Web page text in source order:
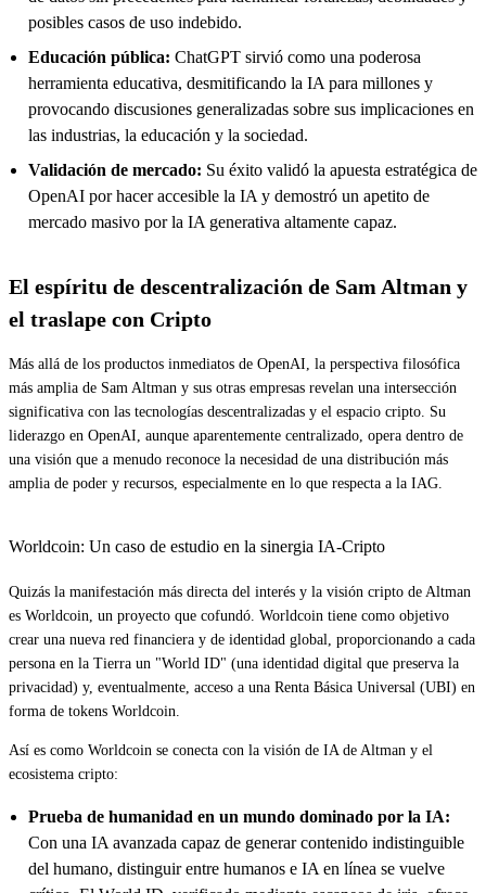
posibles casos de uso indebido.
Educación pública: ChatGPT sirvió como una poderosa
herramienta educativa, desmitificando la IA para millones y
provocando discusiones generalizadas sobre sus implicaciones en
las industrias, la educación y la sociedad.
Validación de mercado: Su éxito validó la apuesta estratégica de
OpenAI por hacer accesible la IA y demostró un apetito de
mercado masivo por la IA generativa altamente capaz.
El espíritu de descentralización de Sam Altman y
el traslape con Cripto
Más allá de los productos inmediatos de OpenAI, la perspectiva filosófica
más amplia de Sam Altman y sus otras empresas revelan una intersección
significativa con las tecnologías descentralizadas y el espacio cripto. Su
liderazgo en OpenAI, aunque aparentemente centralizado, opera dentro de
una visión que a menudo reconoce la necesidad de una distribución más
amplia de poder y recursos, especialmente en lo que respecta a la IAG.
Worldcoin: Un caso de estudio en la sinergia IA-Cripto
Quizás la manifestación más directa del interés y la visión cripto de Altman
es Worldcoin, un proyecto que cofundó. Worldcoin tiene como objetivo
crear una nueva red financiera y de identidad global, proporcionando a cada
persona en la Tierra un "World ID" (una identidad digital que preserva la
privacidad) y, eventualmente, acceso a una Renta Básica Universal (UBI) en
forma de tokens Worldcoin.
Así es como Worldcoin se conecta con la visión de IA de Altman y el
ecosistema cripto:
Prueba de humanidad en un mundo dominado por la IA:
Con una IA avanzada capaz de generar contenido indistinguible
del humano, distinguir entre humanos e IA en línea se vuelve